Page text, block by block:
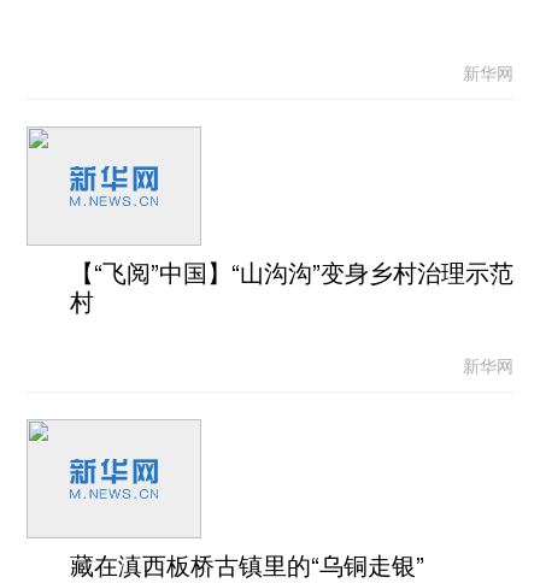
新华网
【“飞阅”中国】“山沟沟”变身乡村治理示范
村
新华网
藏在滇西板桥古镇里的“乌铜走银”